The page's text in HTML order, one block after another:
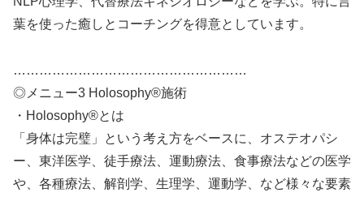
葉を使った癒しとコーチングを得意としています。
………………………………………………
◎メニュー3 Holosophy®施術
・Holosophy®とは
「身体は完璧」という考え方をベースに、オステオパシ
ー、東洋医学、徒手療法、運動療法、食事療法などの医学
や、各種療法、解剖学、生理学、運動学、など様々な要素